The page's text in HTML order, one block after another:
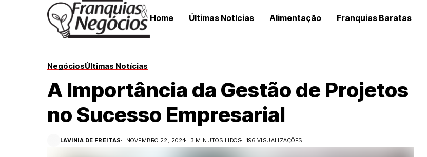
Home Últimas Notícias Alimentação Franquias Baratas
NegóciosÚltimas Notícias
A Importância da Gestão de Projetos
no Sucesso Empresarial
LAVINIA DE FREITAS NOVEMBRO 22, 2024 3 MINUTOS LIDOS 196 VISUALIZAÇÕES